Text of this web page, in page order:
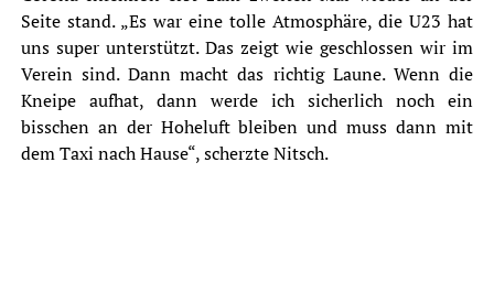
Seite stand. „Es war eine tolle Atmosphäre, die U23 hat
uns super unterstützt. Das zeigt wie geschlossen wir im
Verein sind. Dann macht das richtig Laune. Wenn die
Kneipe aufhat, dann werde ich sicherlich noch ein
bisschen an der Hoheluft bleiben und muss dann mit
dem Taxi nach Hause“, scherzte Nitsch.